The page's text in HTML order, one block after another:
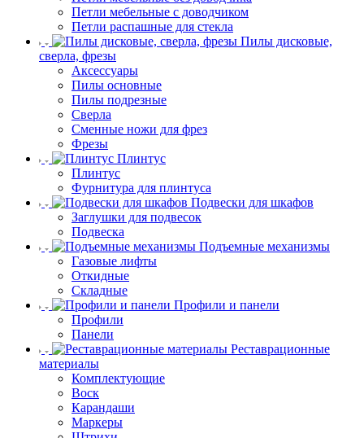
Петли мебельные с доводчиком
Петли распашные для стекла
Пилы дисковые,
сверла, фрезы
Аксессуары
Пилы основные
Пилы подрезные
Сверла
Сменные ножи для фрез
Фрезы
Плинтус
Плинтус
Фурнитура для плинтуса
Подвески для шкафов
Заглушки для подвесок
Подвеска
Подъемные механизмы
Газовые лифты
Откидные
Складные
Профили и панели
Профили
Панели
Реставрационные
материалы
Комплектующие
Воск
Карандаши
Маркеры